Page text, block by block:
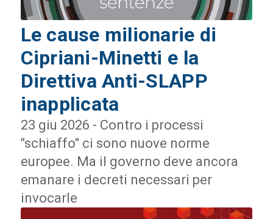
Le cause milionarie di
Cipriani-Minetti e la
Direttiva Anti-SLAPP
inapplicata
23 giu 2026 - Contro i processi
"schiaffo" ci sono nuove norme
europee. Ma il governo deve ancora
emanare i decreti necessari per
invocarle